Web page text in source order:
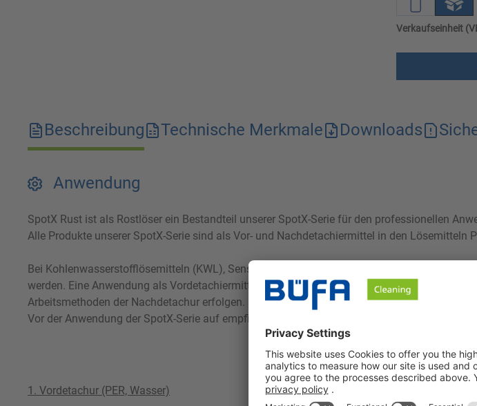
Verkaufseinheit
Beschreibung Technische Merkmale Downloads
Anwendung
SpotX Rust ist als Rostlöser ein Bestandteil unserer SpotX-Serie für den professionellen
Alle Produkte unserer SpotX-Serie sind als Vor- und Nachdetachiermittel in den Lösemitteln
Bei Kohlenwasserstofflösemitteln (KWL), Sensene oder anderen Lösemitteln gemäß 31.
werden. Eine Anwendung als Vordetachiermittel bei diesen Lösemitteln muss aufgrund
Arbeitsmethoden der Nachdetachur erfolgen.
Vor der Anwendung der SpotX-Serie auf empfindlicher Garderobe und auf Textilien mit
1. Vordetachur (PER, Wasser)